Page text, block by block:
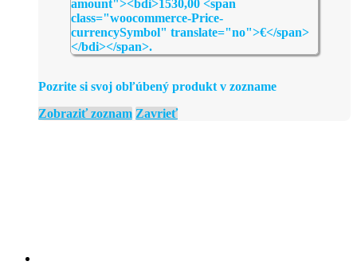
Pozrite si svoj obľúbený produkt v zozname
Zobraziť zoznam Zavrieť